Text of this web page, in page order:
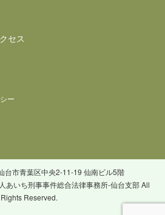
セス
ー
台市青葉区中央2-11-19 仙南ビル5階
あいち刑事事件総合法律事務所-仙台支部 All
Rights Reserved.